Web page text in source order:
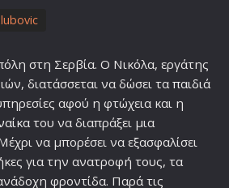
στη Σερβία. Ο Νικόλα, εργάτης
διατάσσεται να δώσει ταπαιδιά
αφού η φτώχεια και η
του να διαπράξει μια
να μπορέσει να εξασφαλίσει
για την ανατροφή τους, τα
φροντίδα. Παρά τις